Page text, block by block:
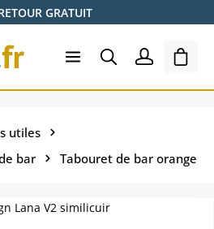
GRATUIT
Le
utiles
bar
Tabouret de bar orange